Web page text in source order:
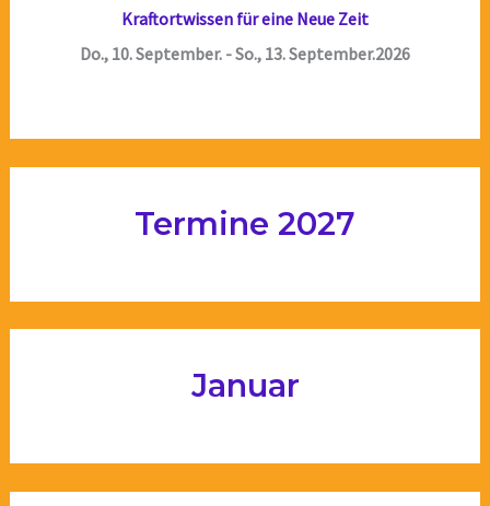
Kraftortwissen für eine Neue Zeit
Do., 10. September. - So., 13. September.2026
Termine 2027
Januar